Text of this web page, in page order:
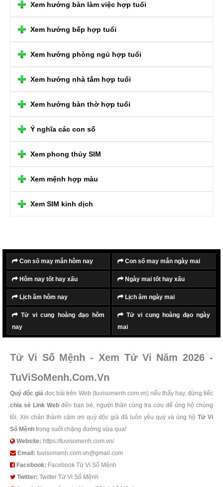
Xem hướng bàn làm việc hợp tuổi
Xem hướng bếp hợp tuổi
Xem hướng phòng ngủ hợp tuổi
Xem hướng nhà tắm hợp tuổi
Xem hướng bàn thờ hợp tuổi
Ý nghĩa các con số
Xem phong thủy SIM
Xem mệnh hợp màu
Xem SIM kinh dịch
Con số may mắn hôm nay Con số may mắn ngày mai
Hôm nay tốt hay xấu Ngày mai tốt hay xấu
Lịch âm hôm nay Lịch âm ngày mai
Tử vi cung hoàng đạo hôm
nay
Tử vi cung hoàng đạo ngày
mai
Tử Vi Số Mệnh - Xem Tử Vi Năm 2026 -
TuViSoMenh.Com.Vn
Quý độc giả đọc bài trên Web (tuvisomenh.com.vn) nếu thấy hay, đừng tiếc
chia sẻ Link Web đến bạn bè, người thân cùng tra cứu để ủng hộ chúng
tôi. Xin chân thành cảm ơn quý độc giả đã luôn yêu quý và ủng hộ Tử Vi
Số Mệnh trong suốt chặng đường vừa qua!
Website: https://tuvisomenh.com.vn/
Email: tuvisomenh.com.vn@gmail.com
Facebook: Facebook Tử Vi Số Mệnh
Twitter: Twitter Tử Vi Số Mệnh